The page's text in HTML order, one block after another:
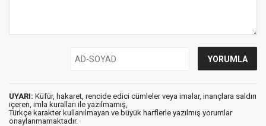
UYARI: Küfür, hakaret, rencide edici cümleler veya imalar, inançlara saldırı
içeren, imla kuralları ile yazılmamış,
Türkçe karakter kullanılmayan ve büyük harflerle yazılmış yorumlar
onaylanmamaktadır.